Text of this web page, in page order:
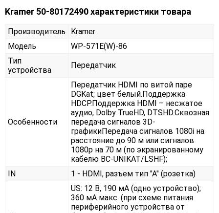
Kramer 50-80172490 характеристики товара
Производитель
Kramer
Модель
WP-571E(W)-86
Тип
устройства
Передатчик
Особенности
Передатчик HDMI по витой паре
DGKat; цвет белый.Поддержка
HDCP.Поддержка HDMI – несжатое
аудио, Dolby TrueHD, DTSHD.Сквозная
передача сигналов 3D-
графикиПередача сигналов 1080i на
расстояние до 90 м или сигналов
1080р на 70 м (по экранированному
кабелю BC-UNIKAT/LSHF);
IN
1 - HDMI, разъем тип "А" (розетка)
US: 12 В, 190 мА (одно устройство);
360 мА макс. (при схеме питания
периферийного устройства от